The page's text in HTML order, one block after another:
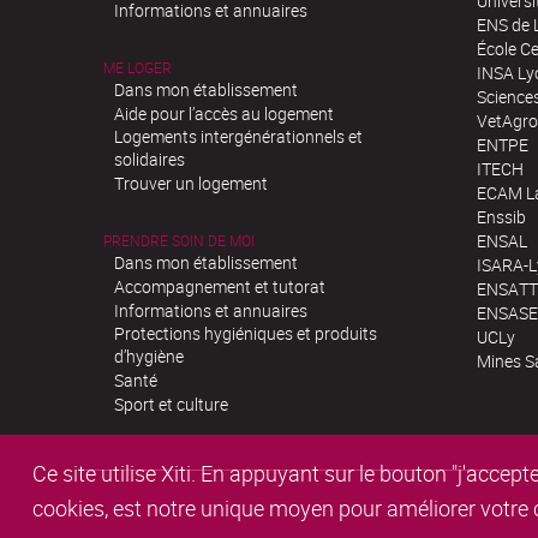
Ce site utilise Xiti. En appuyant sur le bouton
cookies, est notre unique moyen pour améliorer votre
Informations et annuaires
ME LOGER
Dans mon établissement
Aide pour l’accès au logement
Logements intergénérationnels et
solidaires
Trouver un logement
PRENDRE SOIN DE MOI
Dans mon établissement
Accompagnement et tutorat
Informations et annuaires
Protections hygiéniques et produits
d’hygiène
Santé
Sport et culture
ENS de
École
INSA
ENTPE
ITECH
ECAM
Enssib
ENSAL
ISARA-
ENSATT
ENSASE
UCLy
Mines